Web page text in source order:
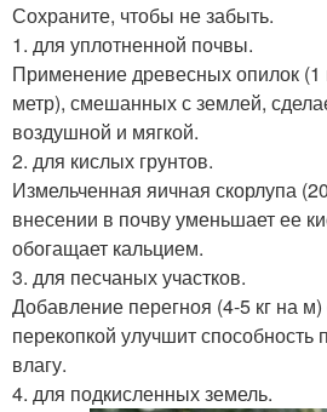
Сохраните, чтобы не забыть.
1. для уплотненной почвы.
Применение древесных опилок
метр), смешанных с землей,
воздушной и мягкой.
2. для кислых грунтов.
Измельченная яичная скорлупа
внесении в почву уменьшает ее
обогащает кальцием.
3. для песчаных участков.
Добавление перегноя (4-5 кг на
перекопкой улучшит способность
влагу.
4. для подкисленных земель.